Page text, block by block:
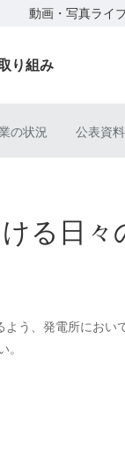
動画・写真ライ
り組み
の状況 公表資料
る日
う、発電所にお
。